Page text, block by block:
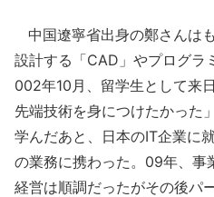
中国遼寧省出身の鄭さんは
設計する「CAD」やプログラ
002年10月、留学生として来
先端技術を身につけたかった
学んだあと、日本のIT企業に
の業務に携わった。09年、事
経営は順調だったがその後パ